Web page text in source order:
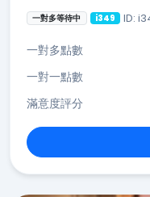
一對多等待中 i349 ID:
一對多點數
一對一點數
滿意度評分